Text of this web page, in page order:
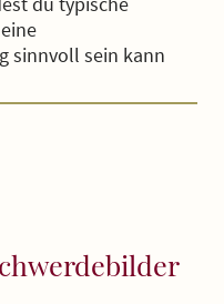
sinnvoll sein kann